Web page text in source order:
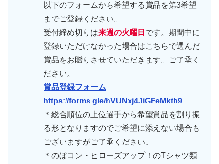
以下のフォームから希望する賞品を第3希望
までご登録ください。
受付締め切りは来週の火曜日 です。期間中に
登録いただけなかった場合はこちらで選んだ
賞品をお贈りさせていただきます。ご了承く
ださい。
賞品登録フォーム
https://forms.gle/hVUNxj4JiGFeMktb9
＊総合順位の上位選手から希望賞品を割り振
る形となりますのでご希望に添えない場合も
ございますがご了承ください。
＊のぼコン・ヒローズアップ！のTシャツ類